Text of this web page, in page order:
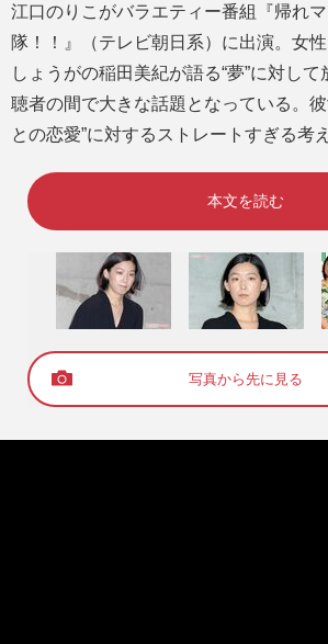
江口のりこがバラエティー番組『帰れ
隊！！』（テレビ朝日系）に出演。女
しょうがの稲田美紀が語る“夢”に対し
聴者の間で大きな話題となっている。
との恋愛”に対するストレートすぎる考
本文を読む
写真から先に見る